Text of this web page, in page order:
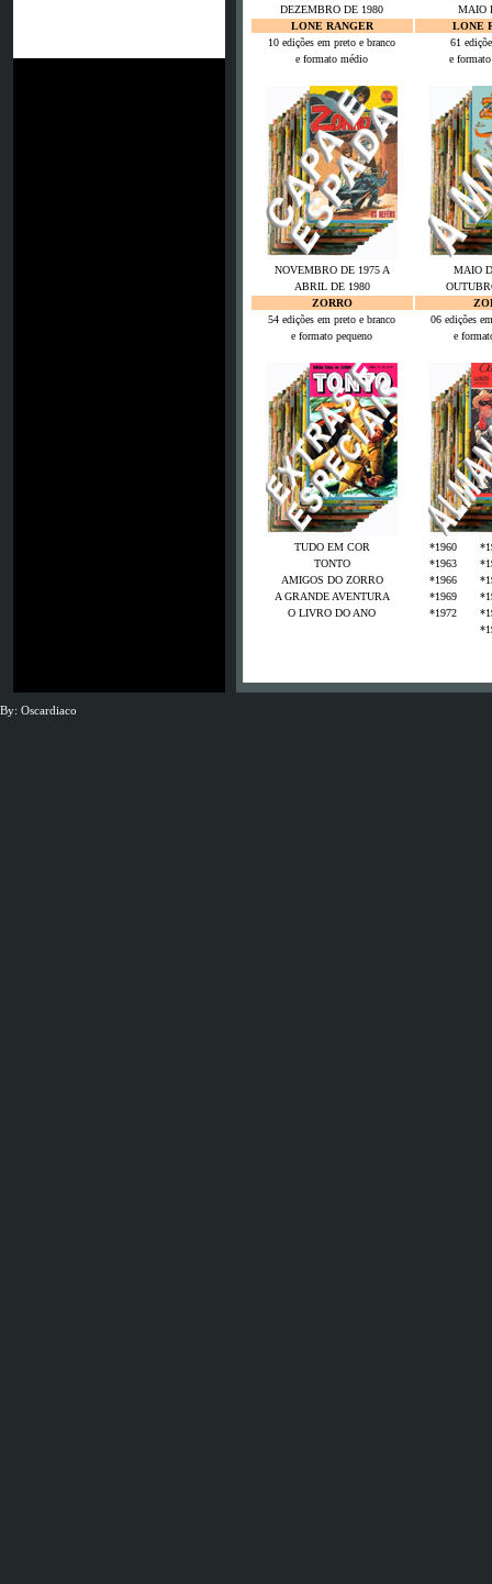
DEZEMBRO DE 1980
MAIO
LONE RANGER
LONE
10 edições em preto e branco
61
e formato médio
e
NOVEMBRO DE 1975 A
MAIO
ABRIL DE 1980
ZORRO
54 edições em preto e branco
06 edições
e formato pequeno
e
TUDO EM COR *1960
TONTO
*1963
AMIGOS DO ZORRO
*1966
A GRANDE AVENTURA
*1969
O LIVRO DO ANO
*1972
By: Oscardiaco